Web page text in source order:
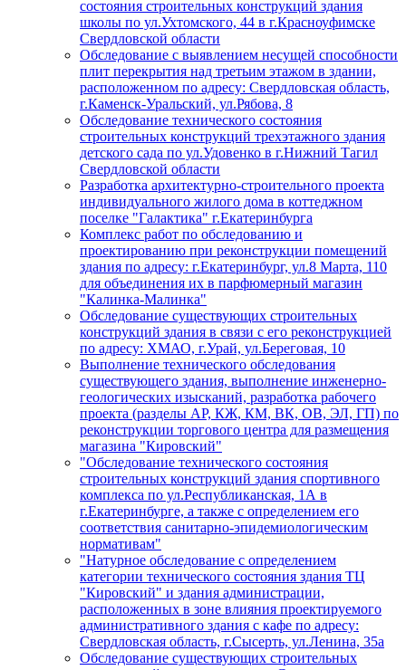
состояния строительных конструкций здания
школы по ул.Ухтомского, 44 в г.Красноуфимске
Свердловской области
Обследование с выявлением несущей способности
плит перекрытия над третьим этажом в здании,
расположенном по адресу: Свердловская область,
г.Каменск-Уральский, ул.Рябова, 8
Обследование технического состояния
строительных конструкций трехэтажного здания
детского сада по ул.Удовенко в г.Нижний Тагил
Свердловской области
Разработка архитектурно-строительного проекта
индивидуального жилого дома в коттеджном
поселке "Галактика" г.Екатеринбурга
Комплекс работ по обследованию и
проектированию при реконструкции помещений
здания по адресу: г.Екатеринбург, ул.8 Марта, 110
для объединения их в парфюмерный магазин
"Калинка-Малинка"
Обследование существующих строительных
конструкций здания в связи с его реконструкцией
по адресу: ХМАО, г.Урай, ул.Береговая, 10
Выполнение технического обследования
существующего здания, выполнение инженерно-
геологических изысканий, разработка рабочего
проекта (разделы АР, КЖ, КМ, ВК, ОВ, ЭЛ, ГП) по
реконструкции торгового центра для размещения
магазина "Кировский"
"Обследование технического состояния
строительных конструкций здания спортивного
комплекса по ул.Республиканская, 1А в
г.Екатеринбурге, а также с определением его
соответствия санитарно-эпидемиологическим
нормативам"
"Натурное обследование с определением
категории технического состояния здания ТЦ
"Кировский" и здания администрации,
расположенных в зоне влияния проектируемого
административного здания с кафе по адресу:
Свердловская область, г.Сысерть, ул.Ленина, 35а
Обследование существующих строительных